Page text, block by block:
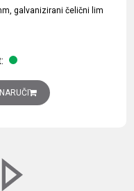
galvanizirani čelični lim
ploča V1000xŠ800mm,
NARUČI